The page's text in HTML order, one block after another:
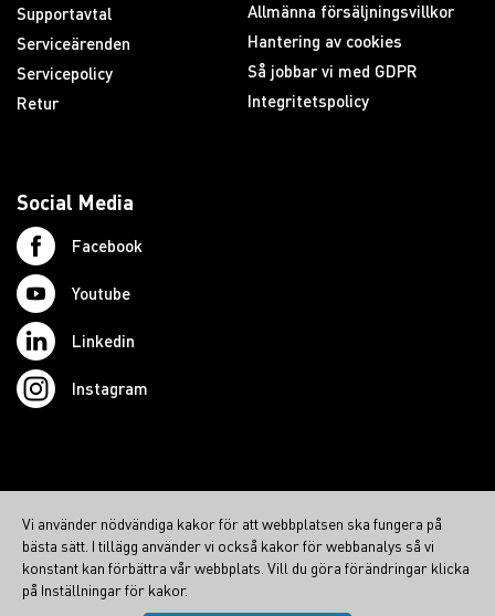
Supportavtal
Serviceärenden
Servicepolicy
Retur
Allmänna försäljningsvillkor
Hantering av cookies
Så jobbar vi med GDPR
Integritetspolicy
Social Media
Facebook
Youtube
Linkedin
Instagram
northcom.no
northcom.dk
northcom.fi
Vi använder nödvändiga kakor för att webbplatsen ska fungera på
bästa sätt. I tillägg använder vi också kakor för webbanalys så vi
konstant kan förbättra vår webbplats. Vill du göra förändringar klicka
på Inställningar för kakor.